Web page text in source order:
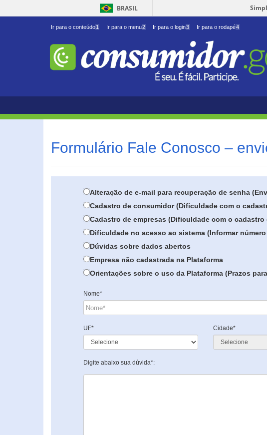
BRASIL
Ir para o conteúdo1 Ir para o menu2 Ir para o login3 Ir para o rodapé4
Formulário Fale Conosco –
Alteração de e-mail para recuperação de senha
Cadastro de consumidor (Dificuldade com o
Cadastro de empresas (Dificuldade com o
Dificuldade no acesso ao sistema (Informar
Dúvidas sobre dados abertos
Empresa não cadastrada na Plataforma
Orientações sobre o uso da Plataforma (Prazos
Nome*
UF* Cidade*
Digite abaixo sua dúvida*: